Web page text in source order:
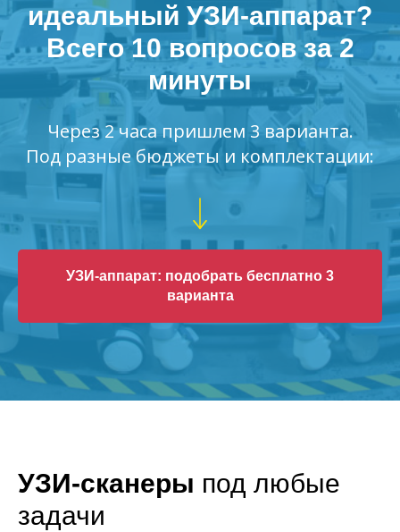
идеальный УЗИ-аппарат?
Всего 10 вопросов за 2
минуты
Через 2 часа пришлем 3 варианта.
Под разные бюджеты и комплектации:
УЗИ-аппарат: подобрать бесплатно 3
варианта
УЗИ-сканеры под любые
задачи